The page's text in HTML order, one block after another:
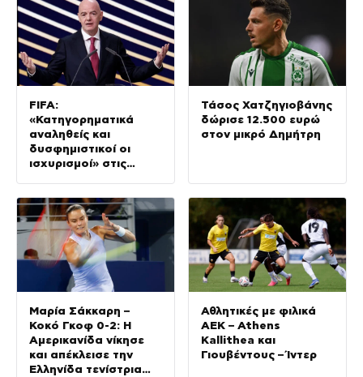
FIFA:
«Κατηγορηματικά
αναληθείς και
δυσφημιστικοί οι
ισχυρισμοί» στις
Τάσος Χατζηγιοβάνης
δώρισε 12.500 ευρώ
στον μικρό Δημήτρη
Μαρία Σάκκαρη –
Κοκό Γκοφ 0-2: Η
Αμερικανίδα νίκησε
και απέκλεισε την
Ελληνίδα τενίστρια
Αθλητικές με φιλικά
ΑΕΚ – Athens
Kallithea και
Γιουβέντους – Ίντερ